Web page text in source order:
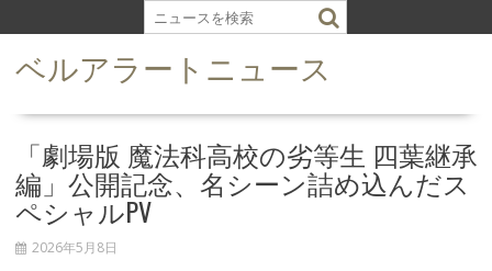
k
ベルアラートニュース
「劇場版 魔法科高校の劣等生 四葉継承
編」公開記念、名シーン詰め込んだス
ペシャルPV
2026年5月8日